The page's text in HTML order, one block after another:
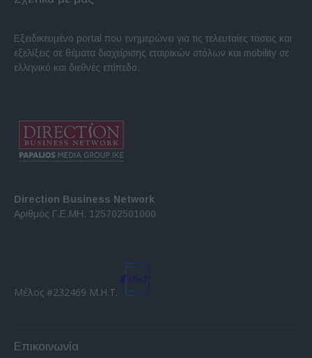
Εξειδικευμένο portal που ενημερώνει για τις τελευταίες τάσεις και
εξελίξεις σε θέματα διαχείρισης εταιρικών στόλων και mobility σε
ελληνικό και διεθνές επίπεδο.
Direction Business Network
Αριθμός Γ.Ε.ΜΗ. 125702501000
Μέλος #232469 Μ.Η.Τ.
Επικοινωνία